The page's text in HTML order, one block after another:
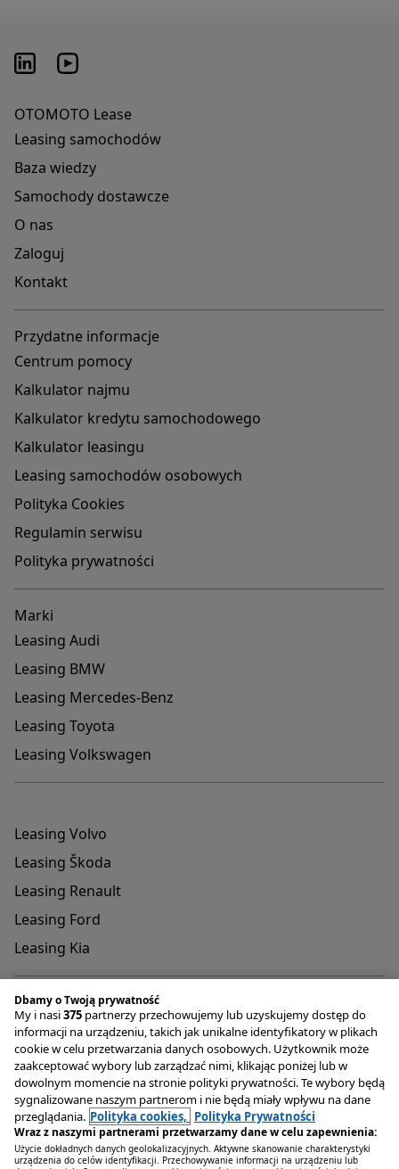
OTOMOTO Lease
Leasing samochodów
Baza wiedzy
Samochody dostawcze
O nas
Zaloguj
Kontakt
Przydatne informacje
Centrum pomocy
Kalkulator najmu
Kalkulator kredytu samochodowego
Kalkulator leasingu
Leasing samochodów osobowych
Polityka Cookies
Regulamin serwisu
Polityka prywatności
Marki
Leasing Audi
Leasing BMW
Leasing Mercedes-Benz
Leasing Toyota
Leasing Volkswagen
Leasing Volvo
Leasing Škoda
Leasing Renault
Leasing Ford
Leasing Kia
Adres do przyjmowania reklamacji oraz dokumentów
związanych z rejestracją pojazdów
OTOMOTO Lease Plac Konesera 9 , 03-736 Warszawa
Infolinia+48 22 221 04 00
Emailkontakt@otomotolease.pl
Grupa OLX Sp. z o.o.
Dbamy o Twoją prywatność
My i nasi375 partnerzy przechowujemy lub uzyskujemy dostęp do
informacji na urządzeniu, takich jak unikalne identyfikatory w plikach
cookie w celu przetwarzania danych osobowych. Użytkownik może
zaakceptować wybory lub zarządzać nimi, klikając poniżej lub w
dowolnym momencie na stronie polityki prywatności. Te wybory będą
sygnalizowane naszym partnerom i nie będą miały wpływu na dane
przeglądania. Polityka cookies, Polityka Prywatności
Wraz z naszymi partnerami przetwarzamy dane w celu zapewnienia:
Użycie dokładnych danych geolokalizacyjnych. Aktywne skanowanie charakterystyki
urządzenia do celów identyfikacji. Przechowywanie informacji na urządzeniu lub